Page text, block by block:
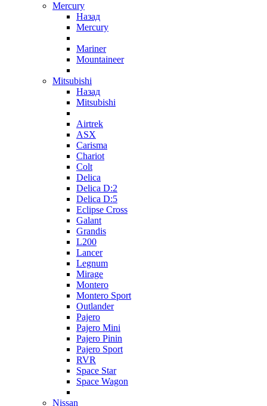
Mercury
Назад
Mercury
Mariner
Mountaineer
Mitsubishi
Назад
Mitsubishi
Airtrek
ASX
Carisma
Chariot
Colt
Delica
Delica D:2
Delica D:5
Eclipse Cross
Galant
Grandis
L200
Lancer
Legnum
Mirage
Montero
Montero Sport
Outlander
Pajero
Pajero Mini
Pajero Pinin
Pajero Sport
RVR
Space Star
Space Wagon
Nissan